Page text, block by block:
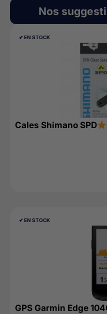
Nos
✔︎ EN STOCK
Cales Shimano SPD
✔︎ EN STOCK
GPS Garmin Edge